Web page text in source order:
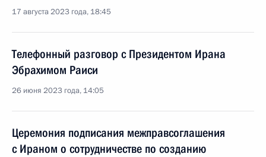
17 августа 2023 года, 18:45
Телефонный разговор с Президентом Ирана
Эбрахимом Раиси
26 июня 2023 года, 14:05
Церемония подписания межправcоглашения
с Ираном о сотрудничестве по созданию